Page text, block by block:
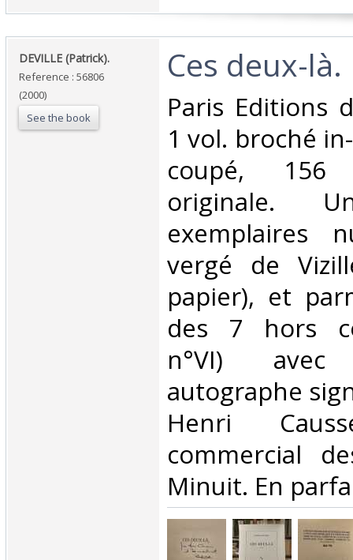
‎DEVILLE (Patrick).‎
Reference : 56806
(2000)
See the book
‎Ces deux-là.‎
‎Paris Editions
1 vol. broché
coupé,
originale.
exemplaires
vergé de
papier), et
des 7 hors
n°VI)
autographe
Henri
commercial
Minuit. En